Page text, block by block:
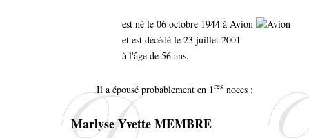
est né le 06 octobre 1944 à Avion
et est décédé le 23 juillet 2001
à l'âge de 56 ans.
Il a épousé probablement en 1res noces :
Marlyse Yvette MEMBRE